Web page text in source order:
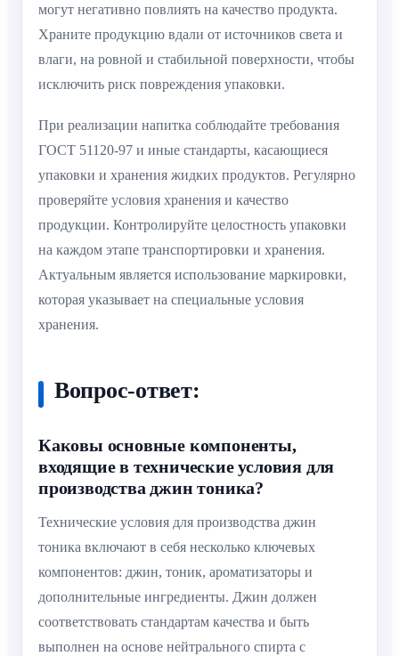
могут негативно повлиять на качество продукта.
Храните продукцию вдали от источников света и
влаги, на ровной и стабильной поверхности, чтобы
исключить риск повреждения упаковки.
При реализации напитка соблюдайте требования
ГОСТ 51120-97 и иные стандарты, касающиеся
упаковки и хранения жидких продуктов. Регулярно
проверяйте условия хранения и качество
продукции. Контролируйте целостность упаковки
на каждом этапе транспортировки и хранения.
Актуальным является использование маркировки,
которая указывает на специальные условия
хранения.
Вопрос-ответ:
Каковы основные компоненты,
входящие в технические условия для
производства джин тоника?
Технические условия для производства джин
тоника включают в себя несколько ключевых
компонентов: джин, тоник, ароматизаторы и
дополнительные ингредиенты. Джин должен
соответствовать стандартам качества и быть
выполнен на основе нейтрального спирта с